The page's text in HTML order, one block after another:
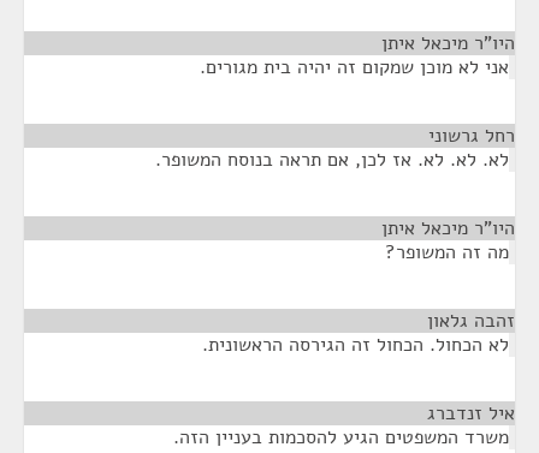
היו"ר מיכאל איתן
אני לא מוכן שמקום זה יהיה בית מגורים.
רחל גרשוני
לא. לא. לא. אז לכן, אם תראה בנוסח המשופר.
היו"ר מיכאל איתן
מה זה המשופר?
זהבה גלאון
לא הכחול. הכחול זה הגירסה הראשונית.
איל זנדברג
משרד המשפטים הגיע להסכמות בעניין הזה.